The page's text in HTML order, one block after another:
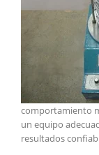
comportamiento
un equipo
resultados